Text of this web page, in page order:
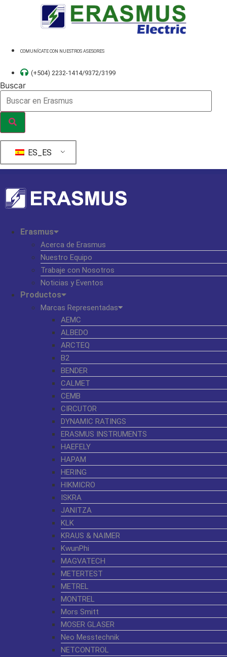
COMUNÍCATE CON NUESTROS ASESORES
(+504) 2232-1414/9372/3199
Buscar
ES_ES
Erasmus
Acerca de Erasmus
Nuestro Equipo
Trabaje con Nosotros
Noticias y Eventos
Productos
Marcas Representadas
AEMC
ALBEDO
ARCTEQ
B2
BENDER
CALMET
CEMB
CIRCUTOR
DYNAMIC RATINGS
ERASMUS INSTRUMENTS
HAEFELY
HAPAM
HERING
HIKMICRO
ISKRA
JANITZA
KLK
KRAUS & NAIMER
KwunPhi
MAGVATECH
METERTEST
METREL
MONTREL
Mors Smitt
MOSER GLASER
Neo Messtechnik
NETCONTROL